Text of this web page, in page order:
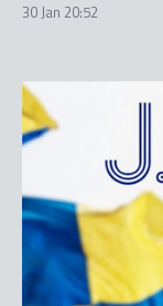
30 Jan 20:52